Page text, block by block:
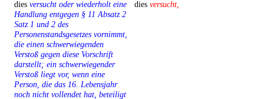
dies versucht oder wiederholt eine
Handlung entgegen § 11 Absatz 2
Satz 1 und 2 des
Personenstandsgesetzes vornimmt,
die einen schwerwiegenden
Verstoß gegen diese Vorschrift
darstellt; ein schwerwiegender
Verstoß liegt vor, wenn eine
Person, die das 16. Lebensjahr
noch nicht vollendet hat, beteiligt
dies versucht,